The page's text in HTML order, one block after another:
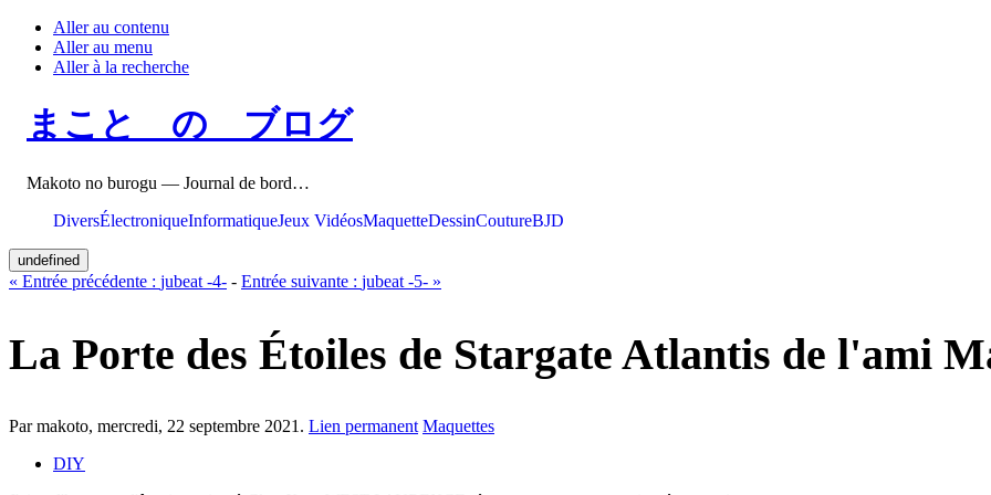
Aller au contenu
Aller au menu
Aller à la recherche
まこと の ブログ
Makoto no burogu — Journal de bord…
DiversÉlectroniqueInformatiqueJeux VidéosMaquetteDessinCoutureBJD
undefined
« Entrée précédente : jubeat -4- - Entrée suivante : jubeat -5- »
La Porte des Étoiles de Stargate Atlantis de l'ami
Par makoto, mercredi, 22 septembre 2021 . Lien permanent Maquettes
DIY